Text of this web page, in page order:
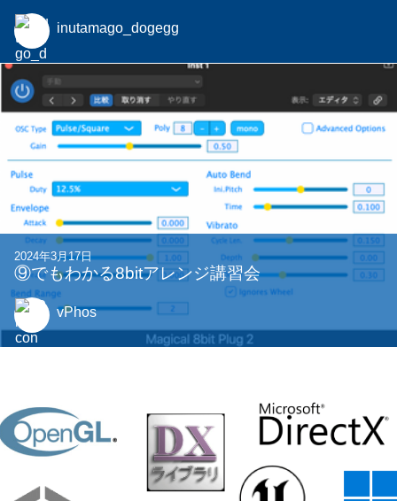
inutamago_dogegg
2024年3月17日
⑨でもわかる8bitアレンジ講習会
vPhos